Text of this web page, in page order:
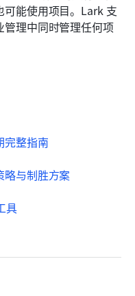
能使用项目。Lark 支
理中同时管理任何项
完整指南
略与制胜方案
具